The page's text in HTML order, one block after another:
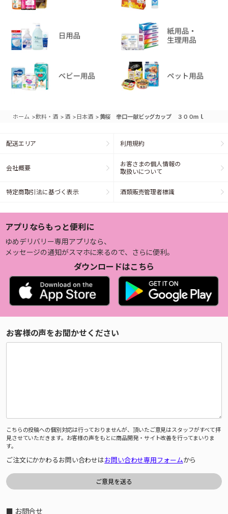
ホーム >飲料・酒 > 酒 > 日本酒 >黄桜 辛口一献ビッグカップ ３００ｍｌ
配送エリア 利用規約
会社概要
お客さまの個人情報の
取扱いについて
特定商取引法に基づく表示 酒類販売管理者標識
アプリならもっと便利に
ゆめデリバリー専用アプリなら、
メッセージの通知がスマホに来るので、さらに便利。
ダウンロードはこちら
お客様の声をお聞かせください
こちらの投稿への個別対応は行っておりませんが、頂いたご意見はスタッフがすべて拝
見させていただきます。お客様の声をもとに商品開発・サイト改善を行ってまいりま
す。
ご注文にかかわるお問い合わせはお問い合わせ専用フォームから
■ お問合せ